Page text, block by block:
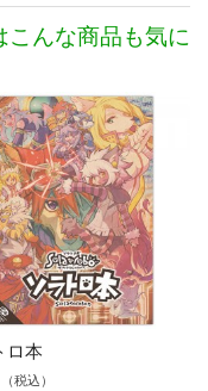
こんな商品も気に
ロ本
（税込）